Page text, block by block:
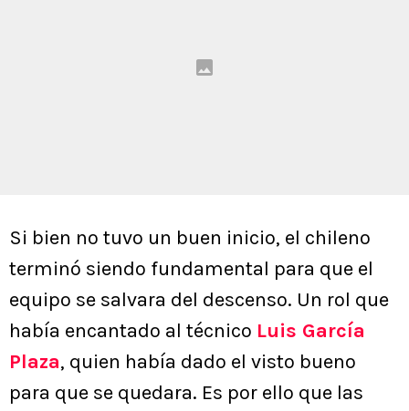
Si bien no tuvo un buen inicio, el chileno
terminó siendo fundamental para que el
equipo se salvara del descenso. Un rol que
había encantado al técnico Luis García
Plaza, quien había dado el visto bueno
para que se quedara. Es por ello que las